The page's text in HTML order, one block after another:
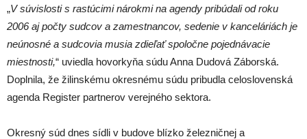
„V súvislosti s rastúcimi nárokmi na agendy pribúdali od roku
2006 aj počty sudcov a zamestnancov, sedenie v kanceláriách je
neúnosné a sudcovia musia zdieľať spoločne pojednávacie
miestnosti,“ uviedla hovorkyňa súdu Anna Dudová Záborská.
Doplnila, že žilinskému okresnému súdu pribudla celoslovenská
agenda Register partnerov verejného sektora.
Okresný súd dnes sídli v budove blízko železničnej a